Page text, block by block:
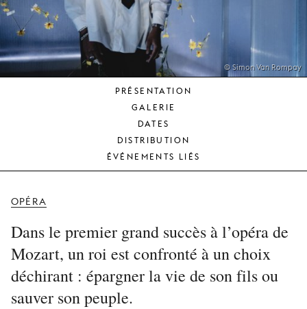
JEUNE
PUBLIC
LA
MONNAIE
SOUTENIR
© Simon Van Rompay
PRÉSENTATION
GALERIE
DATES
DISTRIBUTION
ÉVÉNEMENTS LIÉS
OPÉRA
Dans le premier grand succès à l’opéra de
Mozart, un roi est confronté à un choix
déchirant : épargner la vie de son fils ou
sauver son peuple.